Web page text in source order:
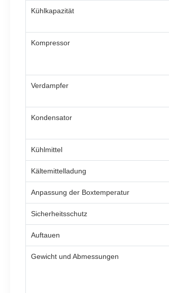
Kühlkapazität
Kompressor
Verdampfer
Kondensator
Kühlmittel
Kältemittelladung
Anpassung der Boxtemperatur
Sicherheitsschutz
Auftauen
Gewicht und Abmessungen